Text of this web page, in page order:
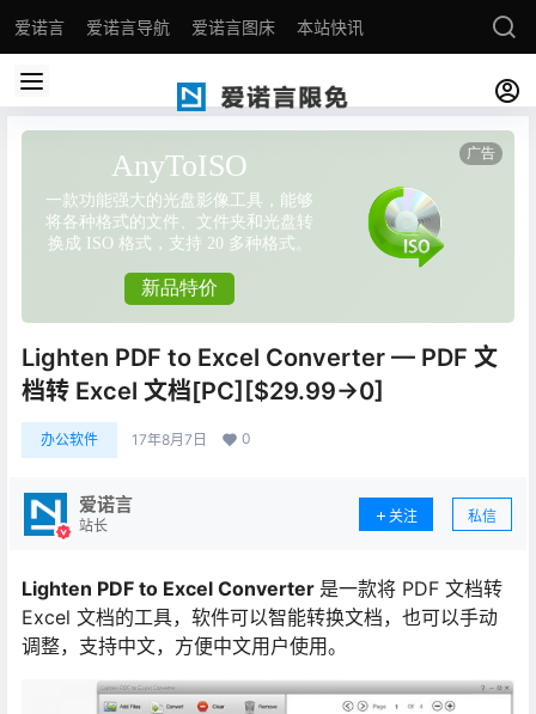
爱诺言 爱诺言导航 爱诺言图床 本站快讯
Lighten PDF to Excel Converter — PDF 文
档转 Excel 文档[PC][$29.99→0]
办公软件 17年8月7日 0
爱诺言
站长
关注 私信
Lighten PDF to Excel Converter 是一款将 PDF 文档转
Excel 文档的工具，软件可以智能转换文档，也可以手动
调整，支持中文，方便中文用户使用。